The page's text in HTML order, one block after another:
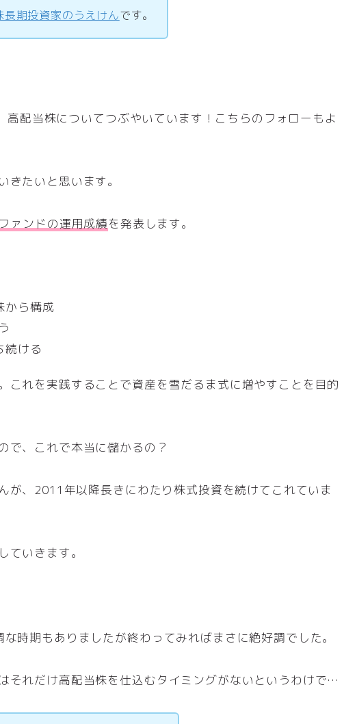
長期投資家のうえけんです。
配当株についてつぶやいています！こちらのフォローもよ
きたいと思います。
ァンドの運用成績を発表します。
から構成
続ける
これを実践することで資産を雪だるま式に増やすことを目的
で、これで本当に儲かるの？
が、2011年以降長きにわたり株式投資を続けてこれていま
ていきます。
時期もありましたが終わってみればまさに絶好調でした。
それだけ高配当株を仕込むタイミングがないというわけで…